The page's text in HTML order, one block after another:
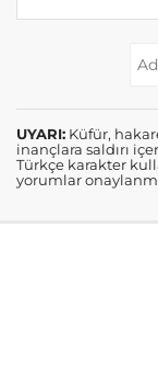
UYARI: Küfür,
inançlara saldırı
Türkçe karakter
yorumlar